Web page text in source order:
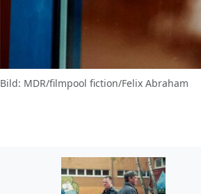
Bild: MDR/filmpool fiction/Felix Abraham